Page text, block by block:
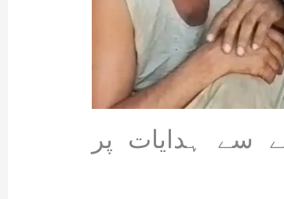
کے حوالے سے ہدایات پر